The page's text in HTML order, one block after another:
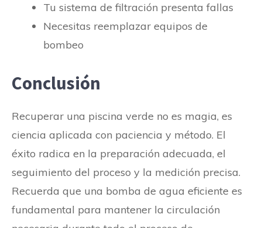
Tu sistema de filtración presenta fallas
Necesitas reemplazar equipos de
bombeo
Conclusión
Recuperar una piscina verde no es magia, es
ciencia aplicada con paciencia y método. El
éxito radica en la preparación adecuada, el
seguimiento del proceso y la medición precisa.
Recuerda que una bomba de agua eficiente es
fundamental para mantener la circulación